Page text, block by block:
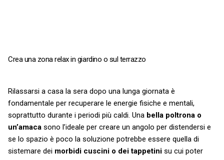
Crea una zona relax in giardino o sul terrazzo
Rilassarsi a casa la sera dopo una lunga giornata è
fondamentale per recuperare le energie fisiche e mentali,
soprattutto durante i periodi più caldi. Una bella poltrona o
un’amaca sono l’ideale per creare un angolo per distendersi e
se lo spazio è poco la soluzione potrebbe essere quella di
sistemare dei morbidi cuscini o dei tappetini su cui poter